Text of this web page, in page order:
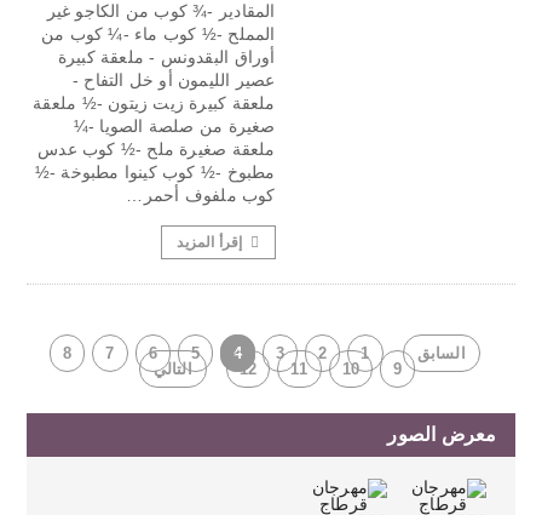
المقادير -¾ كوب من الكاجو غير
المملح -½ كوب ماء -¼ كوب من
أوراق البقدونس - ملعقة كبيرة
عصير الليمون أو خل التفاح -
ملعقة كبيرة زيت زيتون -½ ملعقة
صغيرة من صلصة الصويا -¼
ملعقة صغيرة ملح -½ كوب عدس
مطبوخ -½ كوب كينوا مطبوخة -½
كوب ملفوف أحمر…
إقرأ المزيد
السابق 1
2
3
4
5
6
7
8
9
10
11
12 التالي
معرض الصور